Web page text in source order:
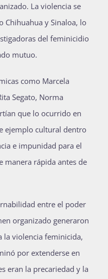
La violencia se
Chihuahua y Sinaloa, lo
del feminicidio
mutuo.
como Marcela
Segato, Norma
que lo ocurrido en
ejemplo cultural dentro
e impunidad para el
manera rápida antes de
entre el poder
organizado generaron
la violencia feminicida,
por extenderse en
eran la precariedad y la